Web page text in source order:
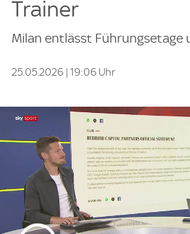
Trainer
Milan entlässt Führungsetage
25.05.2026 | 19:06 Uhr